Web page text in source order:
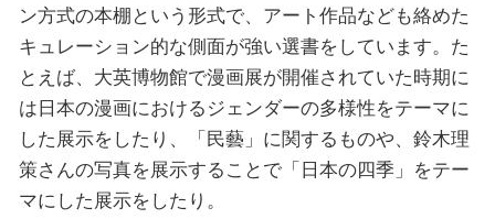
ン方式の本棚という形式で、アート作品なども絡めた
キュレーション的な側面が強い選書をしています。た
とえば、大英博物館で漫画展が開催されていた時期に
は日本の漫画におけるジェンダーの多様性をテーマに
した展示をしたり、「民藝」に関するものや、鈴木理
策さんの写真を展示することで「日本の四季」をテー
マにした展示をしたり。